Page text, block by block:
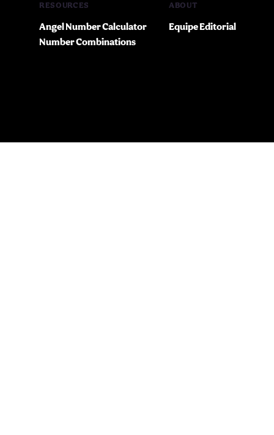
RESOURCES
Angel Number Calculator
Number Combinations
ABOUT
Equipe Editorial